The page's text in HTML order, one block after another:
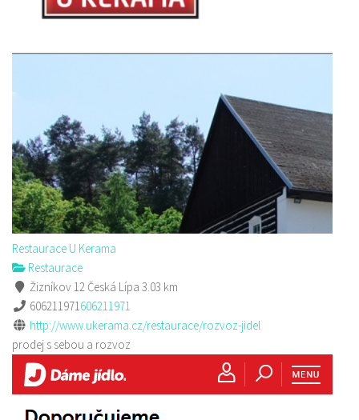
Restaurace U Kerama
Restaurace
Žizníkov 12 Česká Lípa 3.03 km
606211971606211971
http://www.ukerama.cz/restaurace/rozvoz-jidel
prodej s sebou a rozvoz